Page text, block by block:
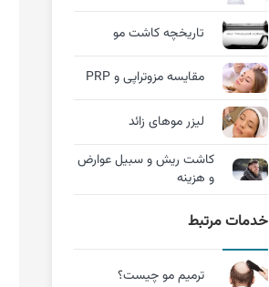
تاریخچه کاشت مو
مقایسه مزوتراپی و PRP
لیزر موهای زائد
کاشت ریش و سبیل عوارض
و هزینه
خدمات مرتبط
ترمیم مو چیست؟